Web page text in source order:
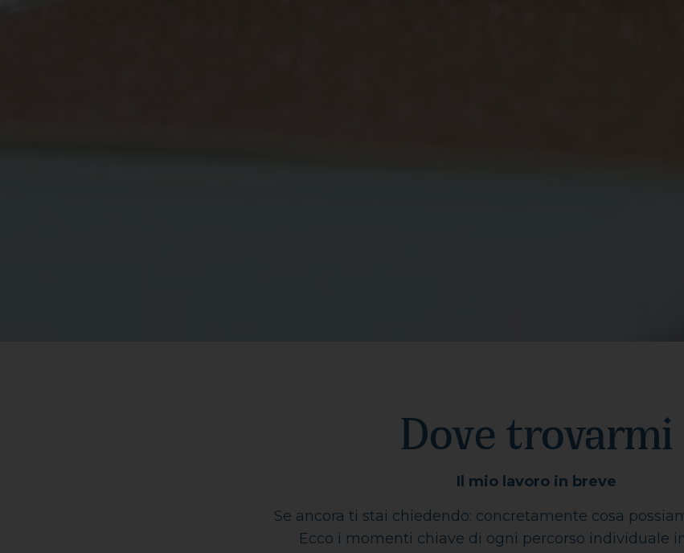
Dove trovarmi
Il mio lavoro in breve
Se ancora ti stai chiedendo: concretamente cosa
Ecco i momenti chiave di ogni percorso individuale